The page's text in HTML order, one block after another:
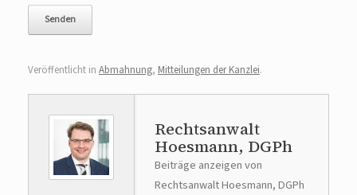
Veröffentlicht in Abmahnung, Mitteilungen der Kanzlei.
Rechtsanwalt
Hoesmann, DGPh
Beiträge anzeigen von
Rechtsanwalt Hoesmann, DGPh